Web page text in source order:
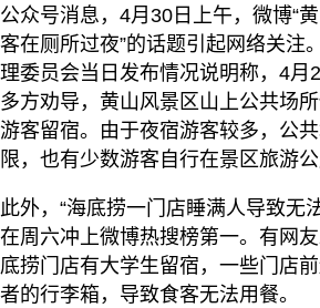
公众号消息，4月30日上午，微博“
客在厕所过夜”的话题引起网络关注
理委员会当日发布情况说明称，4月
多方劝导，黄山风景区山上公共场
游客留宿。由于夜宿游客较多，公
限，也有少数游客自行在景区旅游公
此外，“海底捞一门店睡满人导致无
在周六冲上微博热搜榜第一。有网
底捞门店有大学生留宿，一些门店
者的行李箱，导致食客无法用餐。